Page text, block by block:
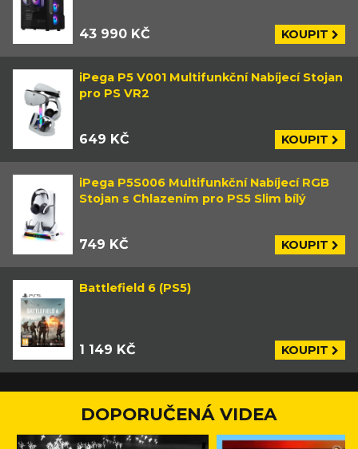
43 990 KČ KOUPIT
iPega P5 V001 Multifunkční Nabíjecí Stojan
pro PS VR2
649 KČ KOUPIT
iPega P5S006 Multifunkční Nabíjecí RGB
Stojan s Chlazením pro PS5 Slim bílý
749 KČ KOUPIT
Battlefield 6 (PS5)
1 149 KČ KOUPIT
DOPORUČENÁ VIDEA